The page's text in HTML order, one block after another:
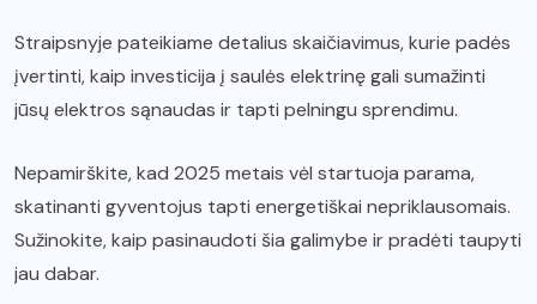
Straipsnyje pateikiame detalius skaičiavimus, kurie padės
įvertinti, kaip investicija į saulės elektrinę gali sumažinti
jūsų elektros sąnaudas ir tapti pelningu sprendimu.
Nepamirškite, kad 2025 metais vėl startuoja parama,
skatinanti gyventojus tapti energetiškai nepriklausomais.
Sužinokite, kaip pasinaudoti šia galimybe ir pradėti taupyti
jau dabar.